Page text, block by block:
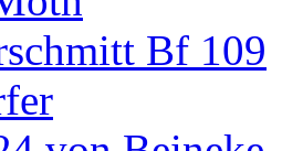
Bf 109